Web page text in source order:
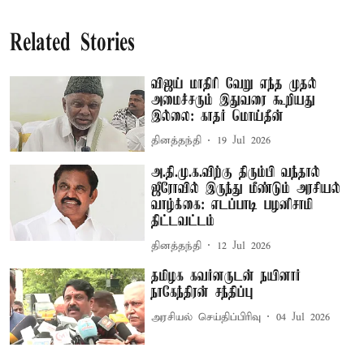
Related Stories
விஜய் மாதிரி வேறு எந்த முதல்
அமைச்சரும் இதுவரை கூறியது
இல்லை: காதர் மொய்தீன்
தினத்தந்தி 19 Jul 2026
அ.தி.மு.க.விற்கு திரும்பி வந்தால்
ஜீரோவில் இருந்து மீண்டும் அரசியல்
வாழ்க்கை: எடப்பாடி பழனிசாமி
திட்டவட்டம்
தினத்தந்தி 12 Jul 2026
தமிழக கவர்னருடன் நயினார்
நாகேந்திரன் சந்திப்பு
அரசியல் செய்திப்பிரிவு 04 Jul 2026